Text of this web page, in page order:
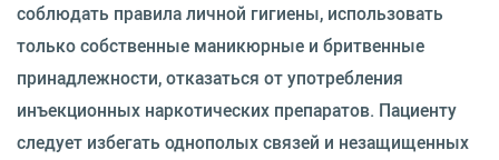
соблюдать правила личной гигиены, использовать
только собственные маникюрные и бритвенные
принадлежности, отказаться от употребления
инъекционных наркотических препаратов. Пациенту
следует избегать однополых связей и незащищенных